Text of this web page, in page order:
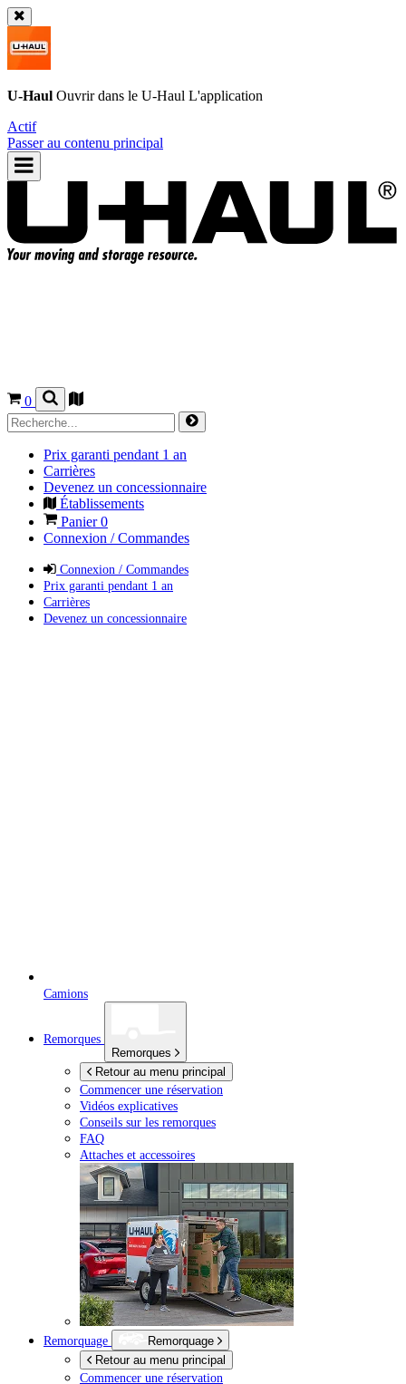
U-Haul Ouvrir dans le U-Haul L'application
Actif
Passer au contenu principal
0
Prix garanti pendant 1 an
Carrières
Devenez un concessionnaire
Établissements
Panier0
Connexion / Commandes
Connexion / Commandes
Prix garanti pendant 1 an
Carrières
Devenez un concessionnaire
Camions
Remorques
Remorques
Retour au menu principal
Commencer une réservation
Vidéos explicatives
Conseils sur les remorques
FAQ
Attaches et accessoires
Remorquage
Remorquage
Retour au menu principal
Commencer une réservation